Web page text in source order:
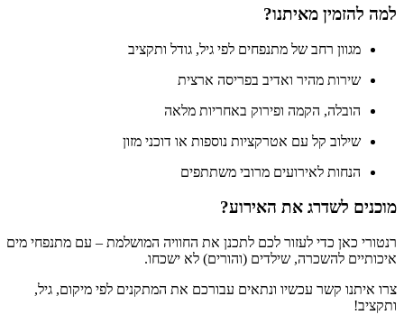
למה להזמין מאיתנו?
מגוון רחב של מתנפחים לפי גיל, גודל ותקציב
שירות מהיר ואדיב בפריסה ארצית
הובלה, הקמה ופירוק באחריות מלאה
שילוב קל עם אטרקציות נוספות או דוכני מזון
הנחות לאירועים מרובי משתתפים
מוכנים לשדרג את האירוע?
רנטורי כאן כדי לעזור לכם לתכנן את החוויה המושלמת – עם מתנפחי מים
איכותיים להשכרה, שילדים (והורים) לא ישכחו.
צרו איתנו קשר עכשיו ונתאים עבורכם את המתקנים לפי מיקום, גיל,
ותקציב!